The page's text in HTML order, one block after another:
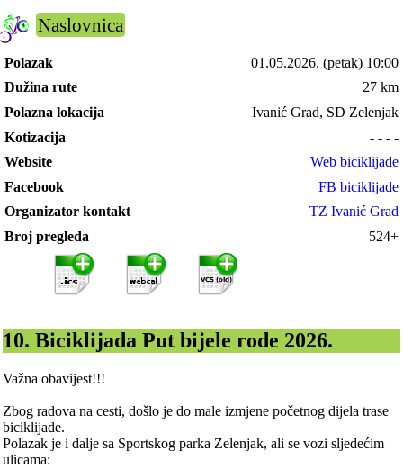
Naslovnica
Polazak 01.05.2026. (petak) 10:00
Dužina rute
27 km
Polazna lokacija
Ivanić Grad, SD Zelenjak
Kotizacija
- - - -
Website
Web biciklijade
Facebook
FB biciklijade
Organizator kontakt
TZ Ivanić Grad
Broj pregleda
524+
10. Biciklijada Put bijele rode 2026.
Važna obavijest!!!
Zbog radova na cesti, došlo je do male izmjene početnog dijela trase
biciklijade.
Polazak je i dalje sa Sportskog parka Zelenjak, ali se vozi sljedećim
ulicama: